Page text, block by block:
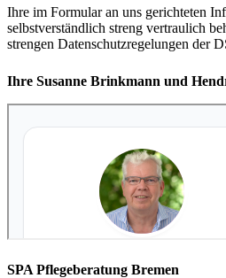
Ihre im Formular an uns gerichteten
selbstverständlich streng vertraulich
strengen Datenschutzregelungen der
Ihre Susanne Brinkmann und
SPA Pflegeberatung Bremen